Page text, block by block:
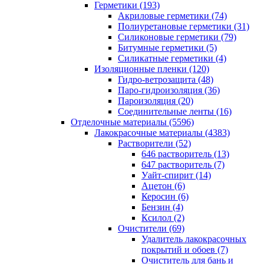
Герметики (193)
Акриловые герметики (74)
Полиуретановые герметики (31)
Силиконовые герметики (79)
Битумные герметики (5)
Силикатные герметики (4)
Изоляционные пленки (120)
Гидро-ветрозащита (48)
Паро-гидроизоляция (36)
Пароизоляция (20)
Соединительные ленты (16)
Отделочные материалы (5596)
Лакокрасочные материалы (4383)
Растворители (52)
646 растворитель (13)
647 растворитель (7)
Уайт-спирит (14)
Ацетон (6)
Керосин (6)
Бензин (4)
Ксилол (2)
Очистители (69)
Удалитель лакокрасочных
покрытий и обоев (7)
Очиститель для бань и